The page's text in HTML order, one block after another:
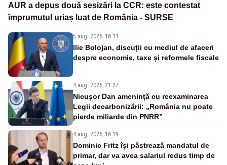
AUR a depus două sesizări la CCR: este contestat
împrumutul uriaș luat de România - SURSE
5 aug. 2026, 16:11
Ilie Bolojan, discuții cu mediul de afaceri
despre economie, taxe și reformele fiscale
4 aug. 2026, 21:27
Nicușor Dan amenință cu reexaminarea
Legii decarbonizării: „România nu poate
pierde miliarde din PNRR”
4 aug. 2026, 16:19
Dominic Fritz își păstrează mandatul de
primar, dar va avea salariul redus timp de